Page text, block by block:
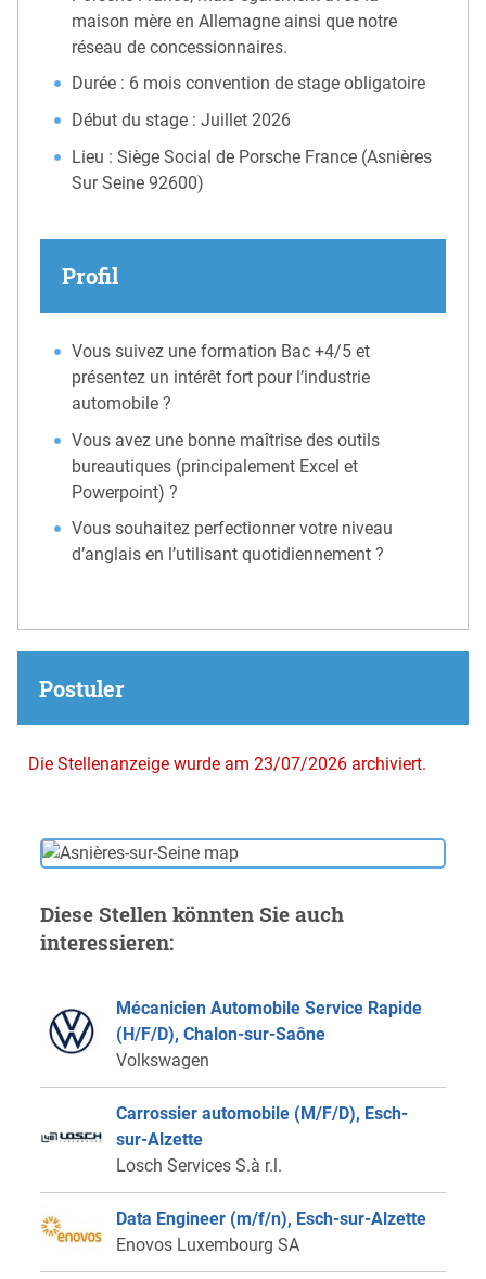
maison mère en Allemagne ainsi que notre
réseau de concessionnaires.
Durée : 6 mois convention de stage obligatoire
Début du stage : Juillet 2026
Lieu : Siège Social de Porsche France (Asnières
Sur Seine 92600)
Profil
Vous suivez une formation Bac +4/5 et
présentez un intérêt fort pour l’industrie
automobile ?
Vous avez une bonne maîtrise des outils
bureautiques (principalement Excel et
Powerpoint) ?
Vous souhaitez perfectionner votre niveau
d’anglais en l’utilisant quotidiennement ?
Postuler
Die Stellenanzeige wurde am 23/07/2026 archiviert.
Diese Stellen könnten Sie auch
interessieren:
Mécanicien Automobile Service Rapide
(H/F/D), Chalon-sur-Saône
Volkswagen
Carrossier automobile (M/F/D), Esch-
sur-Alzette
Losch Services S.à r.l.
Data Engineer (m/f/n), Esch-sur-Alzette
Enovos Luxembourg SA